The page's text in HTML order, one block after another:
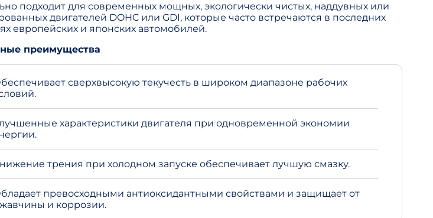
подходит для современных мощных, экологически чистых, наддувных или
двигателей DOHC или GDI, которые часто встречаются в последних
европейских и японских автомобилей.
преимущества
сверхвысокую текучесть в широком диапазоне рабочих
характеристики двигателя при одновременной экономии
трения при холодном запуске обеспечивает лучшую смазку.
превосходными антиоксидантными свойствами и защищает от
и коррозии.